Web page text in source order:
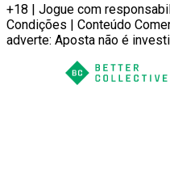
+18 | Jogue com
Condições | Conteúdo
adverte: Aposta não é